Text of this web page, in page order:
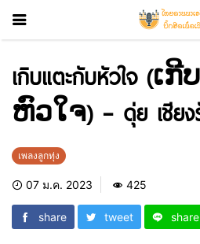
เกิบแตะกับหัวใจ (
ຫົວໃຈ) – ดุ่ย เชียง
เพลงลูกทุ่ง
07 ม.ค. 2023 425
share tweet share